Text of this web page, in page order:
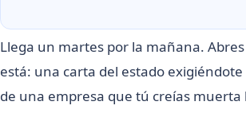
Llega un martes por la mañana.
está: una carta del estado
de una empresa que tú creías muerta